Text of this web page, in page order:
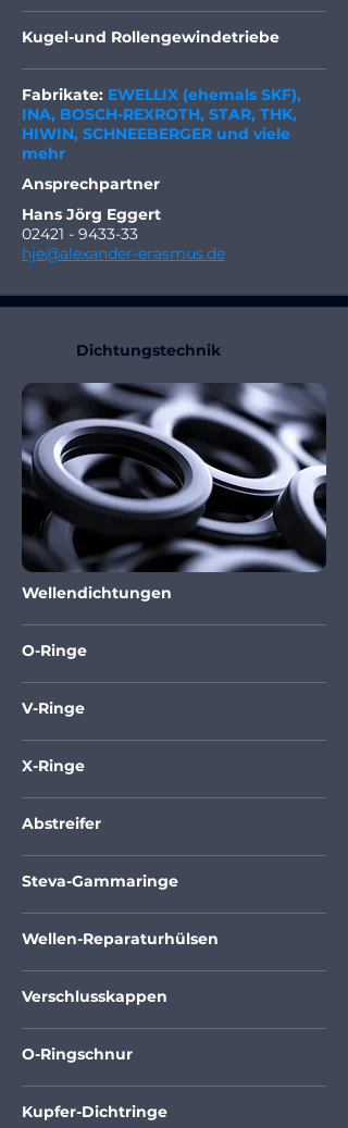
Kugel-und Rollengewindetriebe
Fabrikate: EWELLIX (ehemals SKF),
INA, BOSCH-REXROTH, STAR, THK,
HIWIN, SCHNEEBERGER und viele
mehr
Ansprechpartner
Hans Jörg Eggert
02421 - 9433-33
hje@alexander-erasmus.de
Dichtungstechnik
Wellendichtungen
O-Ringe
V-Ringe
X-Ringe
Abstreifer
Steva-Gammaringe
Wellen-Reparaturhülsen
Verschlusskappen
O-Ringschnur
Kupfer-Dichtringe